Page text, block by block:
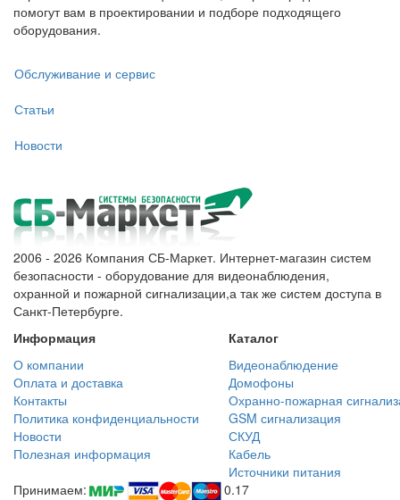
помогут вам в проектировании и подборе подходящего
оборудования.
Обслуживание и сервис
Статьи
Новости
2006 - 2026 Компания СБ-Маркет. Интернет-магазин систем
безопасности - оборудование для видеонаблюдения,
охранной и пожарной сигнализации,а так же систем доступа в
Санкт-Петербурге.
Информация
Каталог
О компании
Видеонаблюдение
Оплата и доставка
Домофоны
Контакты
Охранно-пожарная
Политика конфиденциальности
GSM сигнализация
Новости
СКУД
Полезная информация
Кабель
Источники питания
Принимаем:
0.17